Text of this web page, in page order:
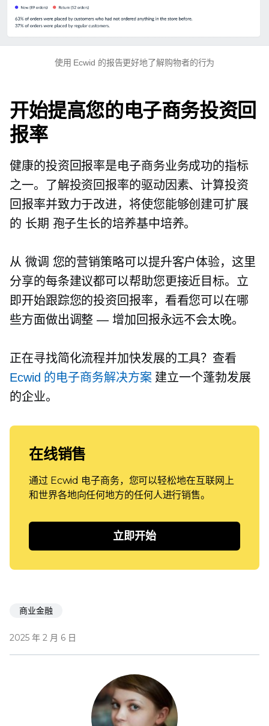
使用 Ecwid 的报告更好地了解购物者的行为
开始提高您的电子商务投资回
报率
健康的投资回报率是电子商务业务成功的指标
之一。了解投资回报率的驱动因素、计算投资
回报率并致力于改进，将使您能够创建可扩展
的 长期 孢子生长的培养基中培养。
从 微调 您的营销策略可以提升客户体验，这里
分享的每条建议都可以帮助您更接近目标。立
即开始跟踪您的投资回报率，看看您可以在哪
些方面做出调整 — 增加回报永远不会太晚。
正在寻找简化流程并加快发展的工具？查看
Ecwid 的电子商务解决方案 建立一个蓬勃发展
的企业。
在线销售
通过 Ecwid 电子商务，您可以轻松地在互联网上
和世界各地向任何地方的任何人进行销售。
立即开始
商业金融
2025 年 2 月 6 日